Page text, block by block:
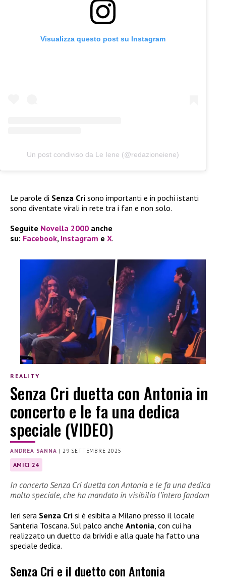
Visualizza questo post su Instagram
Un post condiviso da Le Iene (@redazioneiene)
Le parole di Senza Cri sono importanti e in pochi istanti
sono diventate virali in rete tra i fan e non solo.
Seguite Novella 2000 anche
su: Facebook, Instagram e X.
REALITY
Senza Cri duetta con Antonia in
concerto e le fa una dedica
speciale (VIDEO)
ANDREA SANNA |29 SETTEMBRE 2025
AMICI 24
In concerto Senza Cri duetta con Antonia e le fa una dedica
molto speciale, che ha mandato in visibilio l’intero fandom
Ieri sera Senza Cri si è esibita a Milano presso il locale
Santeria Toscana. Sul palco anche Antonia , con cui ha
realizzato un duetto da brividi e alla quale ha fatto una
speciale dedica.
Senza Cri e il duetto con Antonia